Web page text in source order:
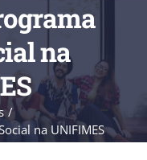
na
na UNIFIMES